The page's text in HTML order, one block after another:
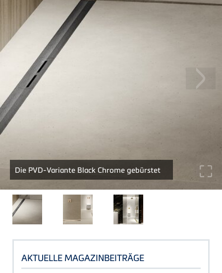
Die PVD-Variante Black Chrome gebürstet
AKTUELLE MAGAZINBEITRÄGE